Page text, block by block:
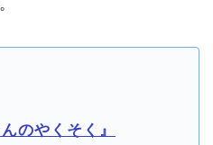
のやくそく』